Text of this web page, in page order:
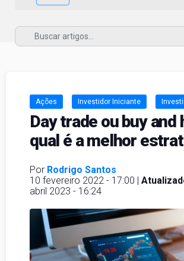
Ações Investidor Iniciante
Day trade ou buy and
qual é a melhor
Por Rodrigo Santos
10 fevereiro 2022 - 17:00 |
abril 2023 - 16:24